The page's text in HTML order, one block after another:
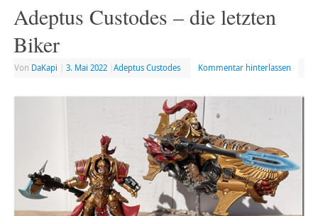
Adeptus Custodes – die letzten
Biker
Von DaKapi 3. Mai 2022 Adeptus Custodes Kommentar hinterlassen